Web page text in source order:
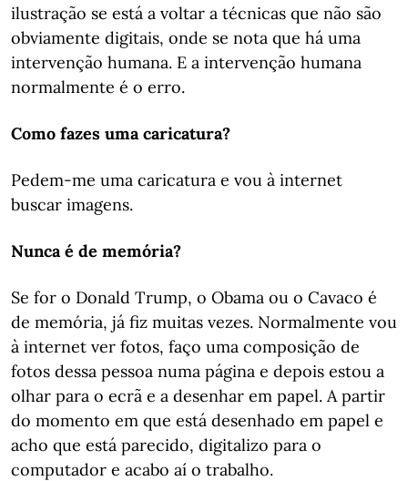
ilustração se está a voltar a técnicas que não são
obviamente digitais, onde se nota que há uma
intervenção humana. E a intervenção humana
normalmente é o erro.
Como fazes uma caricatura?
Pedem-me uma caricatura e vou à internet
buscar imagens.
Nunca é de memória?
Se for o Donald Trump, o Obama ou o Cavaco é
de memória, já fiz muitas vezes. Normalmente vou
à internet ver fotos, faço uma composição de
fotos dessa pessoa numa página e depois estou a
olhar para o ecrã e a desenhar em papel. A partir
do momento em que está desenhado em papel e
acho que está parecido, digitalizo para o
computador e acabo aí o trabalho.